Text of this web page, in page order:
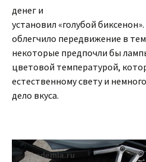
денег и
установил «голубой
облегчило передвижение в
некоторые предпочли бы
цветовой температурой,
естественному свету и
дело вкуса.